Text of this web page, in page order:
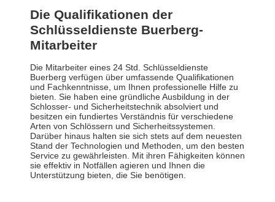
Die Qualifikationen der
Schlüsseldienste Buerberg-
Mitarbeiter
Die Mitarbeiter eines 24 Std. Schlüsseldienste
Buerberg verfügen über umfassende Qualifikationen
und Fachkenntnisse, um Ihnen professionelle Hilfe zu
bieten. Sie haben eine gründliche Ausbildung in der
Schlosser- und Sicherheitstechnik absolviert und
besitzen ein fundiertes Verständnis für verschiedene
Arten von Schlössern und Sicherheitssystemen.
Darüber hinaus halten sie sich stets auf dem neuesten
Stand der Technologien und Methoden, um den besten
Service zu gewährleisten. Mit ihren Fähigkeiten können
sie effektiv in Notfällen agieren und Ihnen die
Unterstützung bieten, die Sie benötigen.